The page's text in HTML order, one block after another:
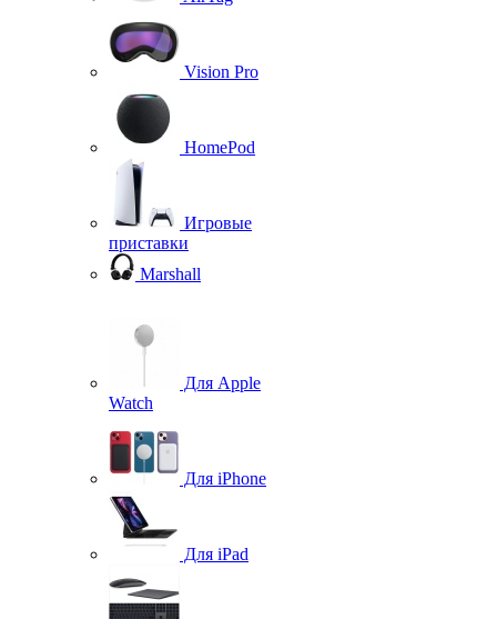
Vision Pro
HomePod
Игровые
приставки
Marshall
Для Apple
Watch
Для iPhone
Для iPad